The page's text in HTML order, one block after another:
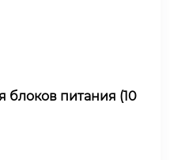
блоков питания (10